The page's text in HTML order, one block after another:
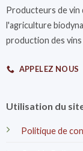
Producteurs de vin
l'agriculture
production des vins
APPELEZ NOUS
Utilisation du
Politique de